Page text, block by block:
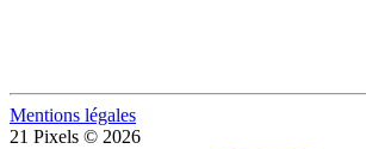
Mentions légales
21 Pixels © 2026